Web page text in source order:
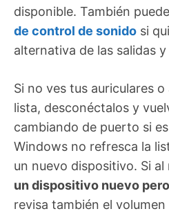
disponible. También
de control de sonido si
alternativa de las salidas
Si no ves tus auriculares
lista, desconéctalos y
cambiando de puerto si
Windows no refresca la
un nuevo dispositivo. Si
un dispositivo nuevo
revisa también el